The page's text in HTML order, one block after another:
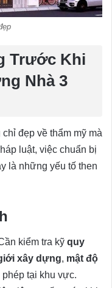
Trước Khi
Nhà 3
đẹp về thẩm mỹ mà
luật, việc chuẩn bị
là những yếu tố then
kiểm tra kỹ quy
xây dựng, mật độ
tại khu vực.